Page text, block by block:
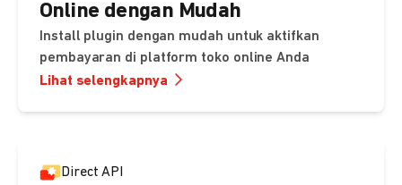
Online dengan Mudah
Install plugin dengan mudah untuk aktifkan
pembayaran di platform toko online Anda
Lihat selengkapnya
Direct API